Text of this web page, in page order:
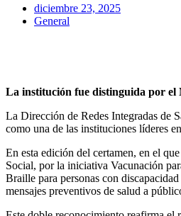
diciembre 23, 2025
General
La institución fue distinguida por el
La Dirección de Redes Integradas de
como una de las instituciones líderes
En esta edición del certamen, en el
Social, por la iniciativa Vacunación
Braille para personas con
mensajes preventivos de salud a